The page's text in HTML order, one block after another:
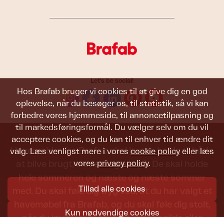
Hos Brafab bruger vi cookies til at give dig en god
oplevelse, når du besøger os, til statistik, så vi kan
forbedre vores hjemmeside, til annoncetilpasning og
til markedsføringsformål. Du vælger selv om du vil
acceptere cookies, og du kan til enhver tid ændre dit
valg. Læs venligst mere i vores cookie policy eller læs
vores privacy policy.
Tillad alle cookies
Kun nødvendige cookies
Let's be social!
Havemøbler fra Brafab skal kunne holde til både
at blive brugt, siddet i og set på. De skal holde
hele sommeren og næste og næste sommer
med. Du skal føle dig tryg ved, at du har valgt et